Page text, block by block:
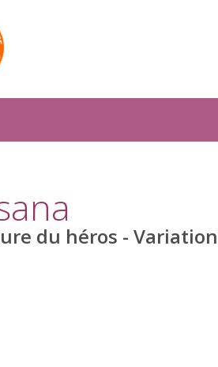
du héros - Variation